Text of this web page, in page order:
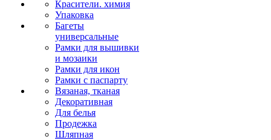
Красители. химия
Упаковка
Багеты
универсальные
Рамки для вышивки
и мозаики
Рамки для икон
Рамки с паспарту
Вязаная, тканая
Декоративная
Для белья
Продежка
Шляпная